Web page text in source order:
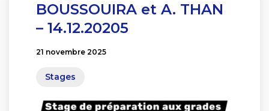
BOUSSOUIRA et A. THAN
– 14.12.20205
21 novembre 2025
Stages